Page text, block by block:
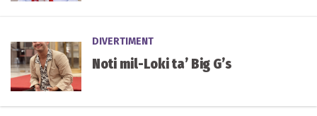
DIVERTIMENT
Noti mil-Loki ta’ Big G’s